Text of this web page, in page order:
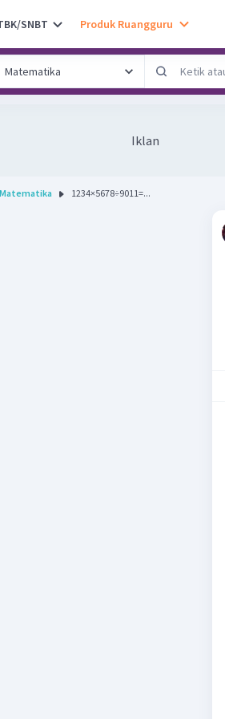
SNBT Produk Ruangguru
Iklan
Matematika 1234×5678÷9011=...